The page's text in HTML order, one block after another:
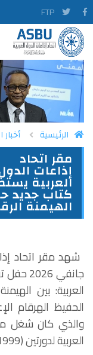
FTP
الرئيسية
أخبار
مقر اتحاد
إذاعات
العربية
كتاب جديد
الهيمنة
جانفي
العربية: بين
الحفيظ الهرقام
والذي كان شغل
العربية لدورتين (1999 – 2006)